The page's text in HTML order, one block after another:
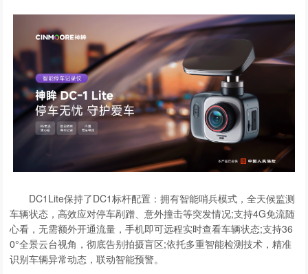
DC1Lite保持了DC1标杆配置：拥有智能哨兵模式，全天候监测
车辆状态，高效应对停车剐蹭、意外撞击等突发情况;支持4G免流随
心看，无需额外开通流量，手机即可远程实时查看车辆状态;支持36
0°全景云台视角，彻底告别拍摄盲区;依托多重智能检测技术，精准
识别车辆异常动态，联动智能预警。